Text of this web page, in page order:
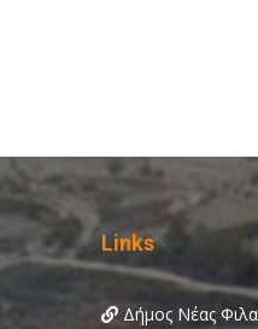
Links
Δήμος Νέας